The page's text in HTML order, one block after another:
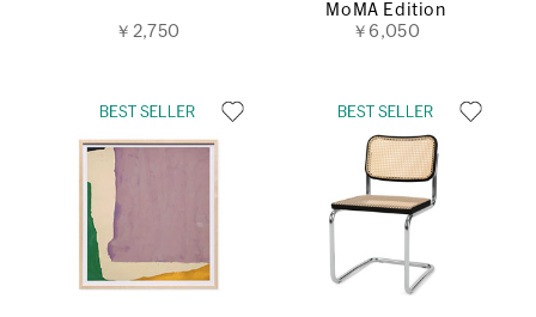
￥2,750
MoMA Edition
￥6,050